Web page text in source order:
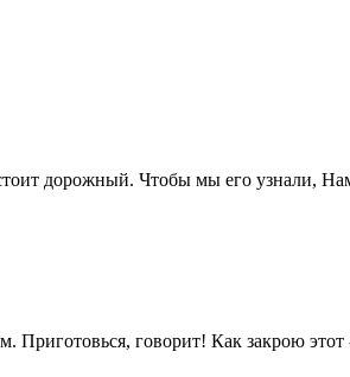
дорожный. Чтобы мы его узнали,
Приготовься, говорит! Как закрою этот